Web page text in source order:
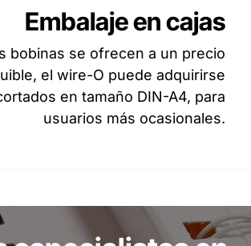
Embalaje en cajas
bobinas se ofrecen a un precio
el wire-O puede adquirirse
en tamaño DIN-A4, para
usuarios más ocasionales.